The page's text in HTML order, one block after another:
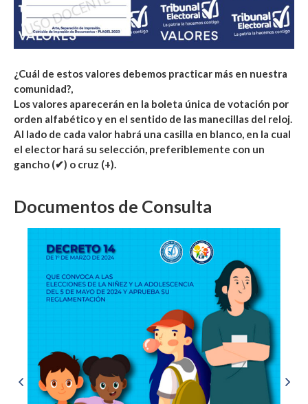
¿Cuál de estos valores debemos practicar más en nuestra
comunidad?,
Los valores aparecerán en la boleta única de votación por
orden alfabético y en el sentido de las manecillas del reloj.
Al lado de cada valor habrá una casilla en blanco, en la cual
el elector hará su selección, preferiblemente con un
gancho (✔) o cruz (+).
Documentos de Consulta